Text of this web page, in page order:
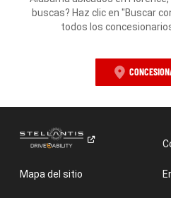
buscas? Haz clic en "Buscar
todos los
Mapa del sitio